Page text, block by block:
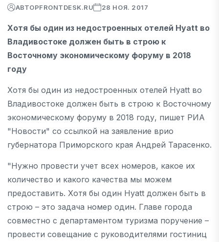
АВТОРFRONTDESK.RU 28 НОЯ. 2017
Хотя бы один из недостроенных отелей Hyatt во
Владивостоке должен быть в строю к
Восточному экономическому форуму в 2018
году
Хотя бы один из недостроенных отелей Hyatt во
Владивостоке должен быть в строю к Восточному
экономическому форуму в 2018 году, пишет РИА
"Новости" со ссылкой на заявление врио
губернатора Приморского края Андрей Тарасенко.
"Нужно провести учет всех номеров, какое их
количество и какого качества мы можем
предоставить. Хотя бы один Hyatt должен быть в
строю – это задача номер один. Главе города
совместно с департаментом туризма поручение –
провести совещание с руководителями гостиниц